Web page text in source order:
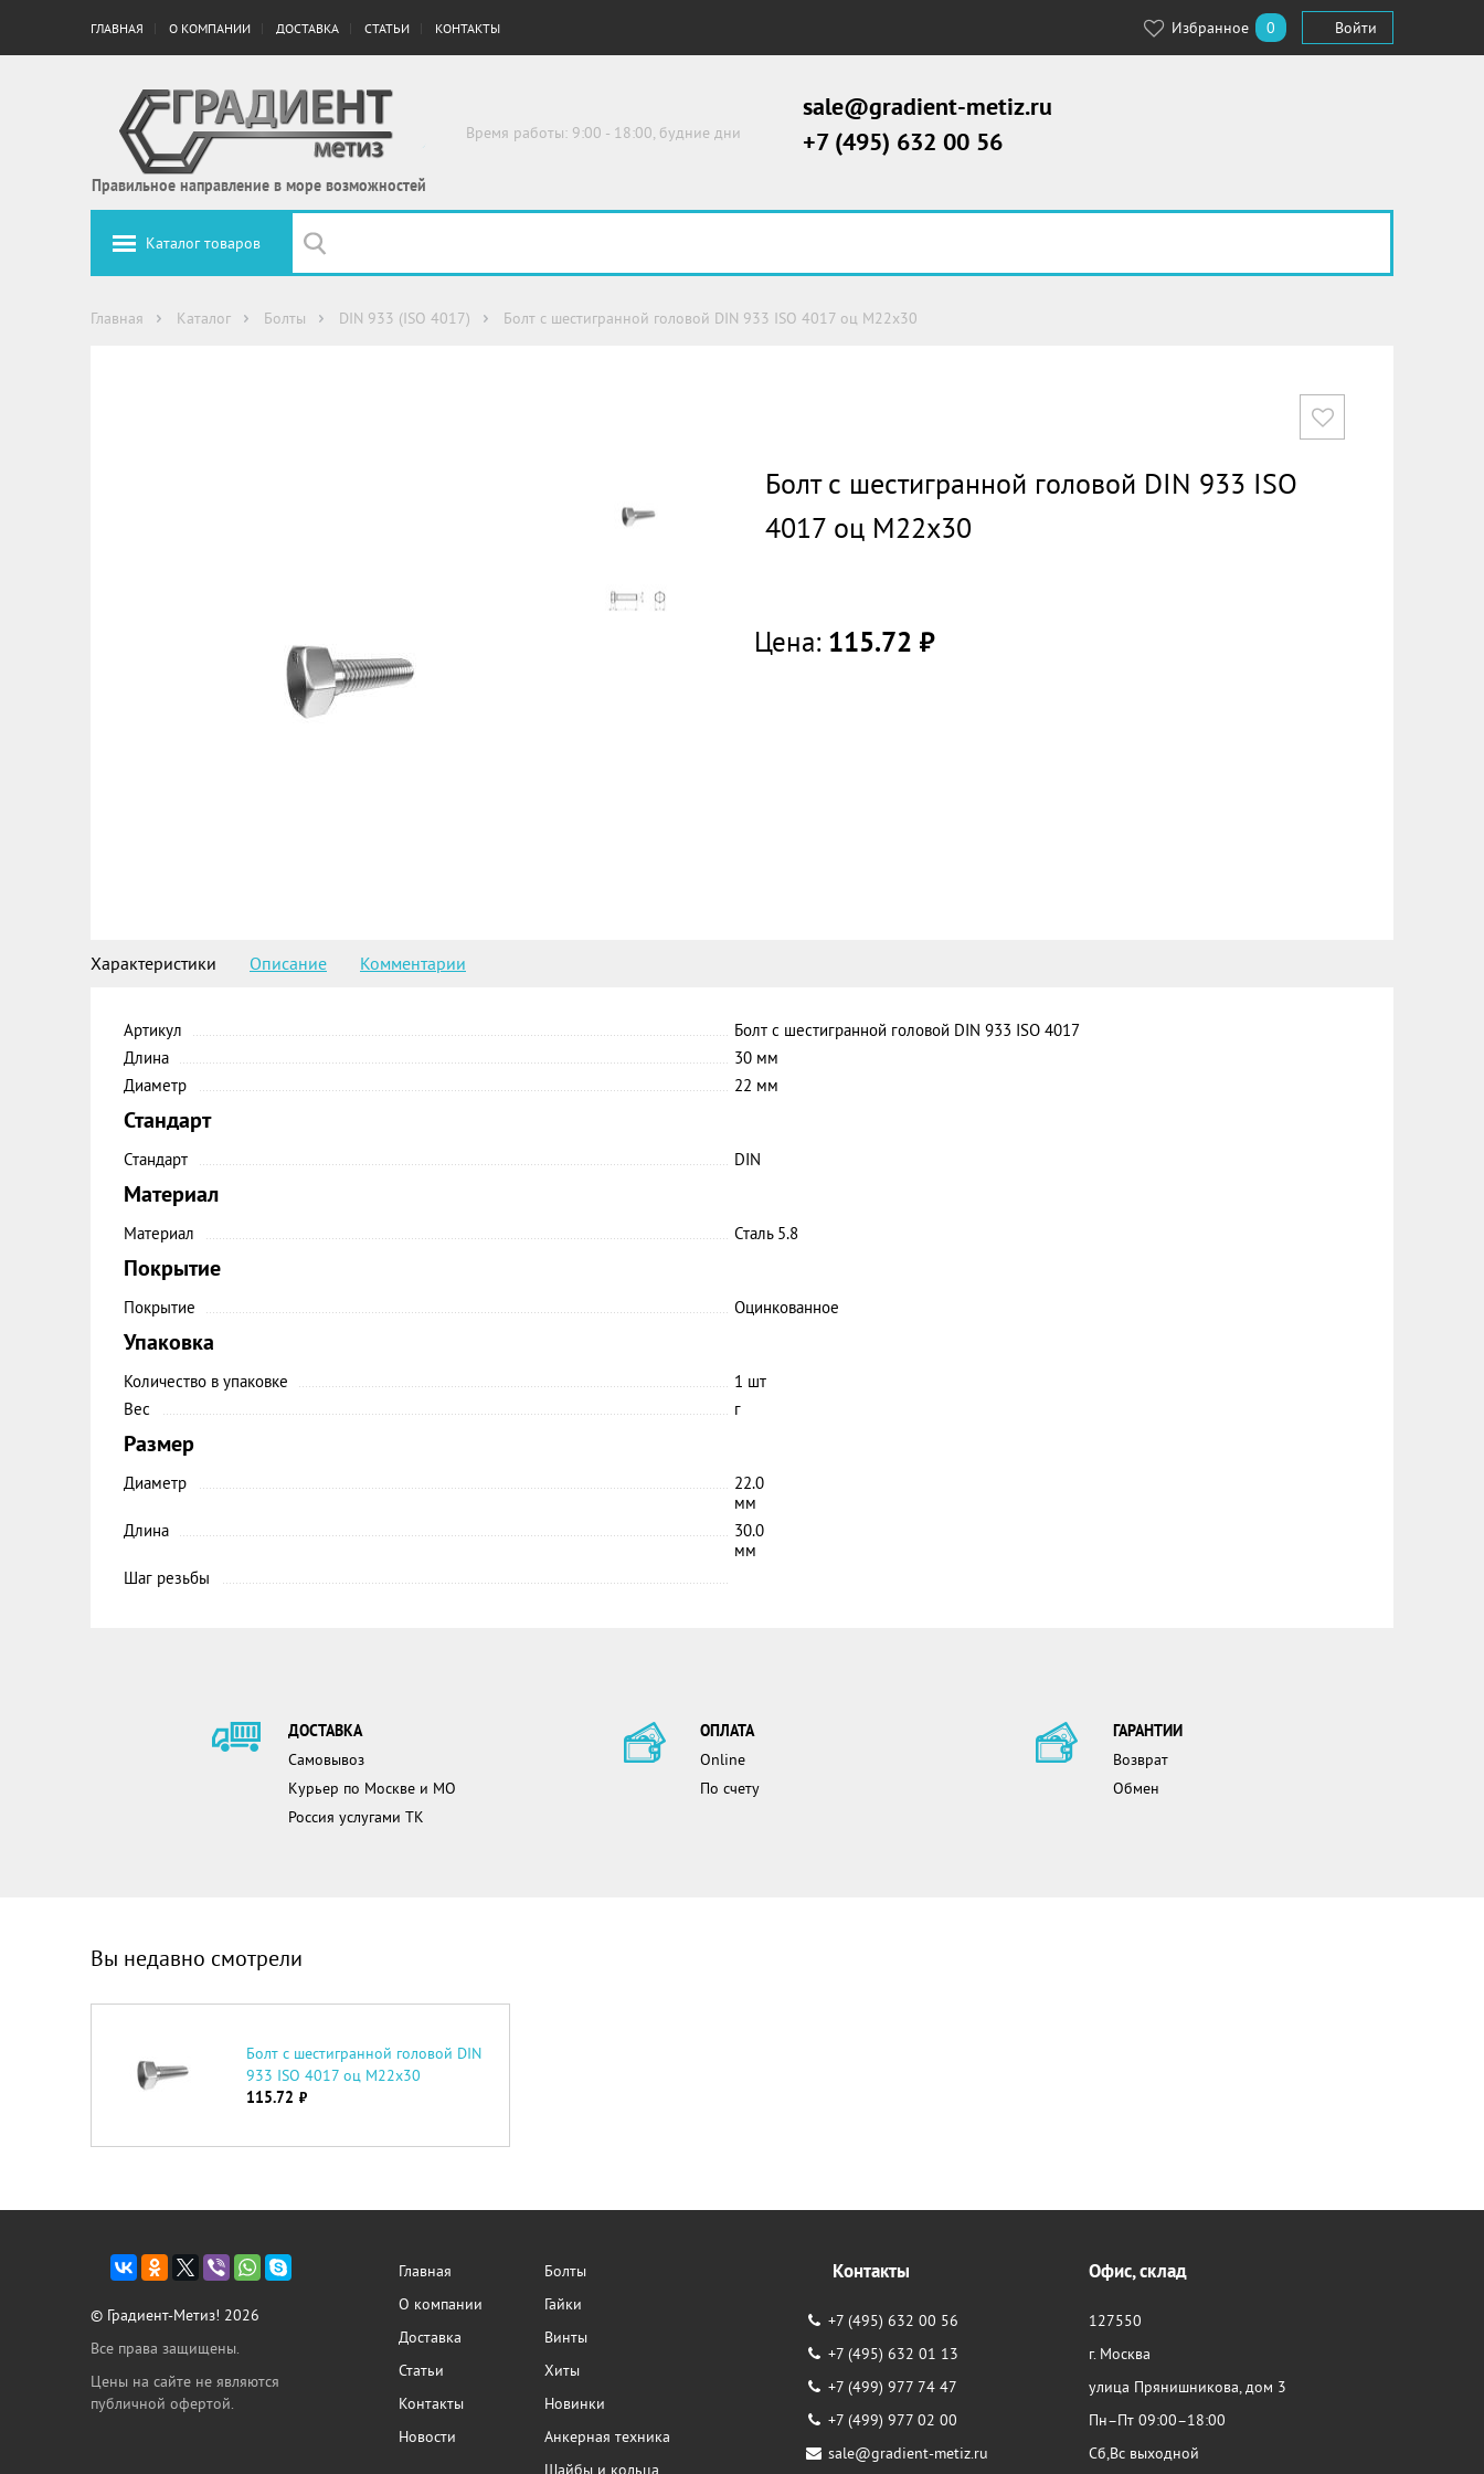
ГЛАВНАЯ О КОМПАНИИ ДОСТАВКА СТАТЬИ КОНТАКТЫ Избранное 0 Войти
Правильное направление в море возможностей
Время работы: 9:00 - 18:00, будние дни
sale@gradient-metiz.ru
+7 (495) 632 00 56
Каталог товаров
Главная Каталог Болты DIN 933 (ISO 4017) Болт с шестигранной головой DIN 933 ISO 4017 оц М22х30
Болт с шестигранной головой DIN 933 ISO
4017 оц М22х30
Цена: 115.72 руб.
Характеристики Описание Комментарии
Артикул
Болт с шестигранной головой DIN 933 ISO 4017
Длина
30 мм
Диаметр
22 мм
Стандарт
Стандарт DIN
Материал
Материал Сталь 5.8
Покрытие
Покрытие Оцинкованное
Упаковка
Количество в упаковке
1 шт
Вес
г
Размер
Диаметр
22.0
мм
Длина
30.0
мм
Шаг резьбы
ДОСТАВКА
Самовывоз
Курьер по Москве и МО
Россия услугами ТК
ОПЛАТА
Online
По счету
ГАРАНТИИ
Возврат
Обмен
Вы недавно смотрели
Болт с шестигранной головой DIN
933 ISO 4017 оц М22х30
115.72 руб.
© Градиент-Метиз! 2026
Все права защищены.
Цены на сайте не являются
публичной офертой.
Главная
О компании
Доставка
Статьи
Контакты
Новости
Болты
Гайки
Винты
Хиты
Новинки
Анкерная техника
Шайбы и кольца
Контакты
+7 (495) 632 00 56
+7 (495) 632 01 13
+7 (499) 977 74 47
+7 (499) 977 02 00
sale@gradient-metiz.ru
Офис, склад
127550
г. Москва
улица Прянишникова, дом 3
Пн–Пт 09:00–18:00
Сб,Вс выходной